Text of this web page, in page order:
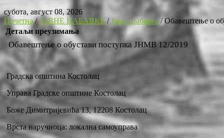
субота, август 08, 2026
Почетна/ЈАВНЕ НАБАВКЕ/Јавне набавке/Обавештење о
Детаљи преузимања
Обавештење о обустави поступка ЈНМВ 12/2019
Градска општина Костолац
Управа Градске општине Костолац
Боже Димитријевића 13, 12208 Костолац
Врста наручиоца: локална самоуправа